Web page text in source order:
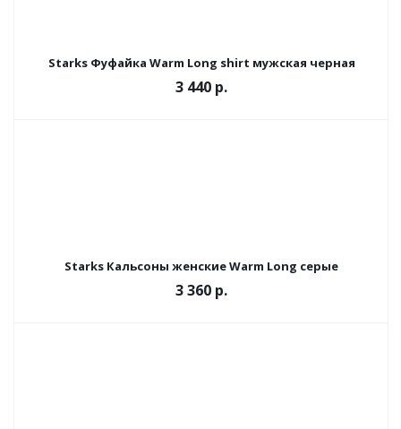
Starks Фуфайка Warm Long shirt мужская черная
3 440 р.
Starks Кальсоны женские Warm Long серые
3 360 р.